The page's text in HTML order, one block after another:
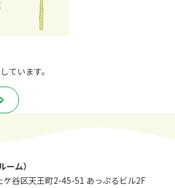
ています。
ーム）
ケ⾕区天王町2-45-51 あっぷるビル2F